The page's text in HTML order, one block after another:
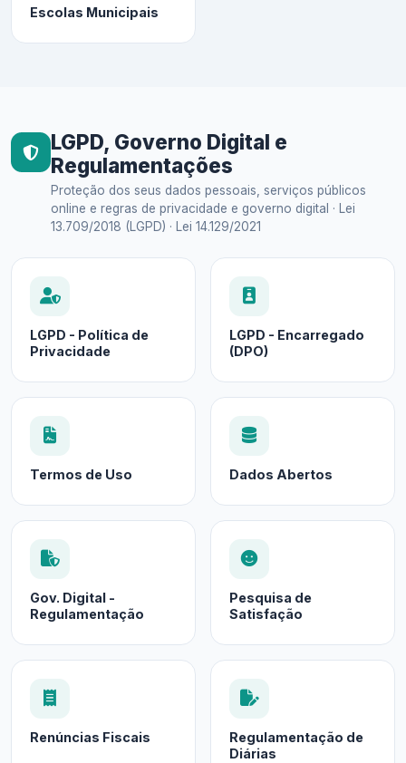
Escolas Municipais
LGPD, Governo Digital e
Regulamentações
Proteção dos seus dados pessoais, serviços públicos
online e regras de privacidade e governo digital · Lei
13.709/2018 (LGPD) · Lei 14.129/2021
LGPD - Política de
Privacidade
LGPD - Encarregado
(DPO)
Termos de Uso Dados Abertos
Gov. Digital -
Regulamentação
Pesquisa de
Satisfação
Renúncias Fiscais
Regulamentação de
Diárias